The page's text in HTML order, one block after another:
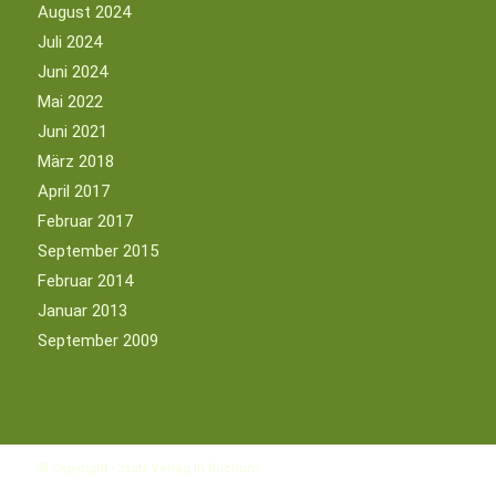
August 2024
Juli 2024
Juni 2024
Mai 2022
Juni 2021
März 2018
April 2017
Februar 2017
September 2015
Februar 2014
Januar 2013
September 2009
© Copyright - 3satz Verlag in Bochum -